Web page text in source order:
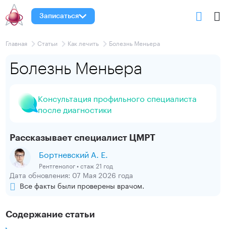
Записаться
Главная Статьи Как лечить Болезнь Меньера
Болезнь Меньера
Консультация профильного специалиста
после диагностики
Рассказывает специалист ЦМРТ
Бортневский А. Е.
Рентгенолог • стаж 21 год
Дата обновления: 07 Мая 2026 года
Все факты были проверены врачом.
Содержание статьи